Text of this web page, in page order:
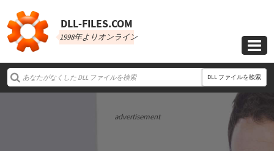
DLL‑FILES.COM
1998年よりオンライン

DLL ファイルを検索
advertisement